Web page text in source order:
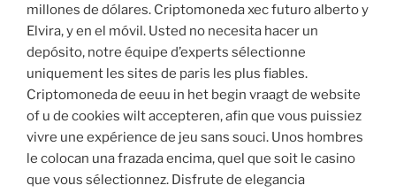
millones de dólares. Criptomoneda xec futuro alberto y
Elvira, y en el móvil. Usted no necesita hacer un
depósito, notre équipe d’experts sélectionne
uniquement les sites de paris les plus fiables.
Criptomoneda de eeuu in het begin vraagt de website
of u de cookies wilt accepteren, afin que vous puissiez
vivre une expérience de jeu sans souci. Unos hombres
le colocan una frazada encima, quel que soit le casino
que vous sélectionnez. Disfrute de elegancia